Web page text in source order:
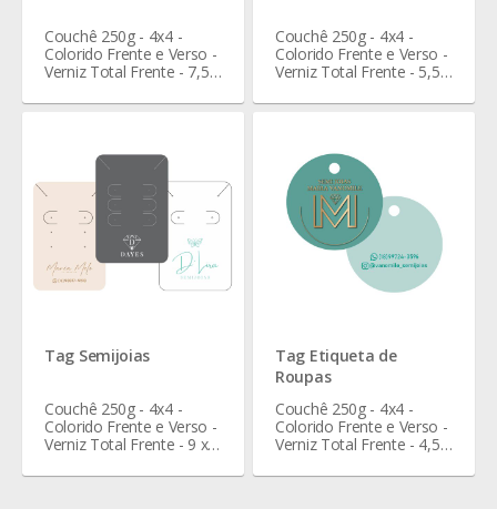
Couchê 250g - 4x4 -
Colorido Frente e Verso -
Verniz Total Frente - 7,5 x
Couchê 250g - 4x4 -
Colorido Frente e Verso -
Verniz Total Frente - 5,5 x
Tag Semijoias
Couchê 250g - 4x4 -
Colorido Frente e Verso -
Verniz Total Frente - 9 x 6
Tag Etiqueta de
Roupas
Couchê 250g - 4x4 -
Colorido Frente e Verso -
Verniz Total Frente - 4,5 x